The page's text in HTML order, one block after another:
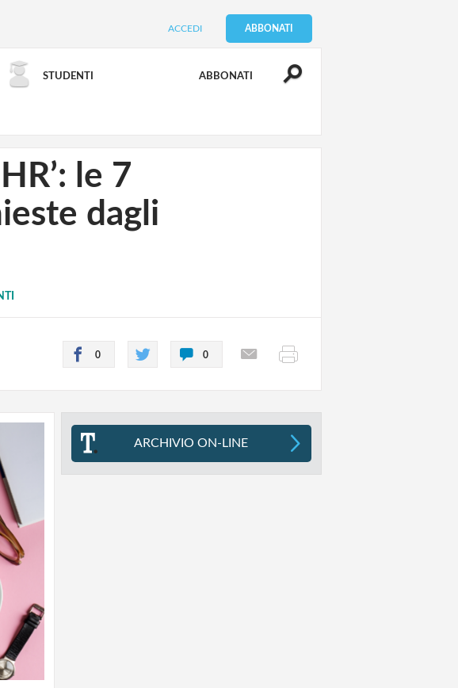
ACCEDI ABBONATI
STUDENTI ABBONATI
le 7
dagli
0 0
ARCHIVIO ON-LINE